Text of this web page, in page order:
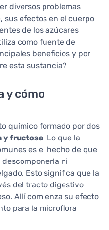
diversos problemas
sus efectos en el cuerpo
de los azúcares
como fuente de
beneficios y por
esta sustancia?
y cómo
químico formado por dos
y fructosa. Lo que la
es el hecho de que
ni
Esto significa que la
del tracto digestivo
Allí comienza su efecto
para la microflora